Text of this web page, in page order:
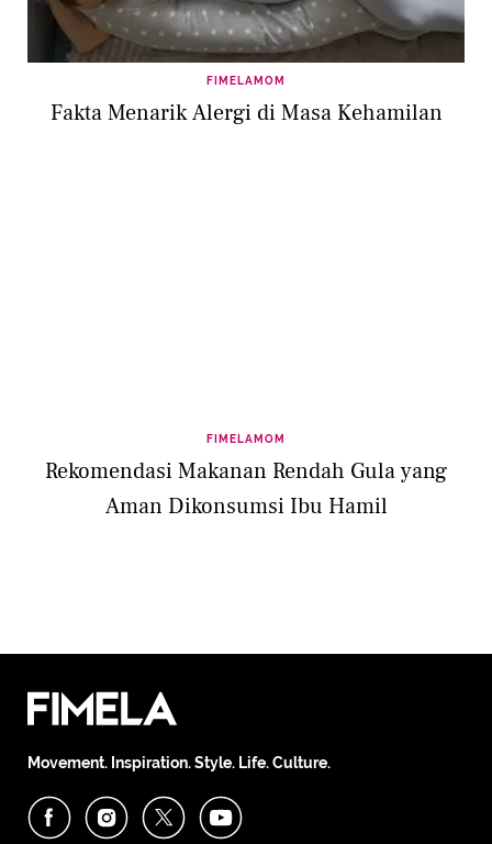
FIMELAMOM
Fakta Menarik Alergi di Masa Kehamilan
FIMELAMOM
Rekomendasi Makanan Rendah Gula yang
Aman Dikonsumsi Ibu Hamil
Movement. Inspiration. Style. Life. Culture.